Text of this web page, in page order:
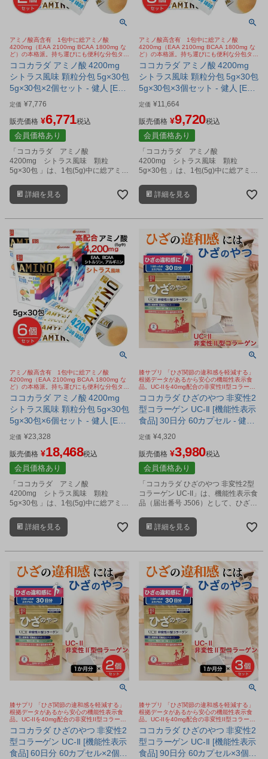
アミノ酸高含有 1包中に総アミノ酸
4200mg（EAA 2100mg BCAA 1800mg な
ど）の本格派。持ち運びにも便利な分包タイ
プの「アミノ酸」顆粒サプリ。シトラス風味
で飲みやすい。
ココカラダ アミノ酸 4200mg
シトラス風味 顆粒分包 5g×30包
5g×30包×2個セット - 健人 [EAA
2100mg/BCAA 1800mg]
定価 ¥7,776
販売価格 ¥6,771税込
会員価格あり
「ココカラダ アミノ酸
4200mg シトラス風味 顆粒
5g×30包 」は、1包(5g)中に総アミノ
ミノ酸顆粒サプリメントです。
詳細を見る
アミノ酸高含有 1包中に総アミノ酸
4200mg（EAA 2100mg BCAA 1800mg な
ど）の本格派。持ち運びにも便利な分包タイ
プの「アミノ酸」顆粒サプリ。シトラス風味
で飲みやすい。
ココカラダ アミノ酸 4200mg
シトラス風味 顆粒分包 5g×30包
5g×30包×3個セット - 健人 [EAA
2100mg/BCAA 1800mg]
定価 ¥11,664
販売価格 ¥9,720税込
会員価格あり
「ココカラダ アミノ酸
4200mg シトラス風味 顆粒
5g×30包 」は、1包(5g)中に総アミノ
ミノ酸顆粒サプリメントです。
詳細を見る
アミノ酸高含有 1包中に総アミノ酸
4200mg（EAA 2100mg BCAA 1800mg な
ど）の本格派。持ち運びにも便利な分包タイ
プの「アミノ酸」顆粒サプリ。シトラス風味
で飲みやすい。
ココカラダ アミノ酸 4200mg
シトラス風味 顆粒分包 5g×30包
5g×30包×6個セット - 健人 [EAA
2100mg/BCAA 1800mg]
定価 ¥23,328
販売価格 ¥18,468税込
会員価格あり
「ココカラダ アミノ酸
4200mg シトラス風味 顆粒
5g×30包 」は、1包(5g)中に総アミノ
ミノ酸顆粒サプリメントです。
詳細を見る
膝サプリ 「ひざ関節の違和感を軽減する」
根拠データがあるから安心の機能性表示食
品。UC-IIを40mg配合の非変性II型コラーゲ
ン。歩く、しゃがむ、階段の昇り降りサポー
ト
ココカラダ ひざのやつ 非変性2
型コラーゲン UC-II [機能性表示
食品] 30日分 60カプセル - 健人
[ひざ関節/サプリ] ※ネコポス対
応商品
定価 ¥4,320
販売価格 ¥3,980税込
会員価格あり
「ココカラダ ひざのやつ 非変性2型
コラーゲン UC-II」は、機能性表示食
品（届出番号 J506）として、ひざ関
性をサポートするサプリメントで
す。
詳細を見る
膝サプリ 「ひざ関節の違和感を軽減する」
根拠データがあるから安心の機能性表示食
品。UC-IIを40mg配合の非変性II型コラーゲ
ン。歩く、しゃがむ、階段の昇り降りサポー
ト
ココカラダ ひざのやつ 非変性2
型コラーゲン UC-II [機能性表示
食品] 60日分 60カプセル×2個セ
膝サプリ 「ひざ関節の違和感を軽減する」
根拠データがあるから安心の機能性表示食
品。UC-IIを40mg配合の非変性II型コラーゲ
ン。歩く、しゃがむ、階段の昇り降りサポー
ト
ココカラダ ひざのやつ 非変性2
型コラーゲン UC-II [機能性表示
食品] 90日分 60カプセル×3個セ